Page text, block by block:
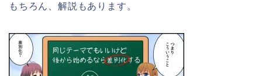
もちろん、解説もあります。